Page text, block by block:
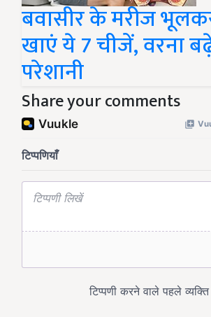
बवासीर के मरीज
खाएं ये 7 चीजें, वरना
परेशानी
Share your comments